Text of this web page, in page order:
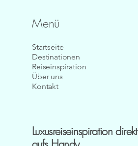
Menü
Startseite
Destinationen
Reiseinspiration
Über uns
Kontakt
Luxusreiseinspiration direkt